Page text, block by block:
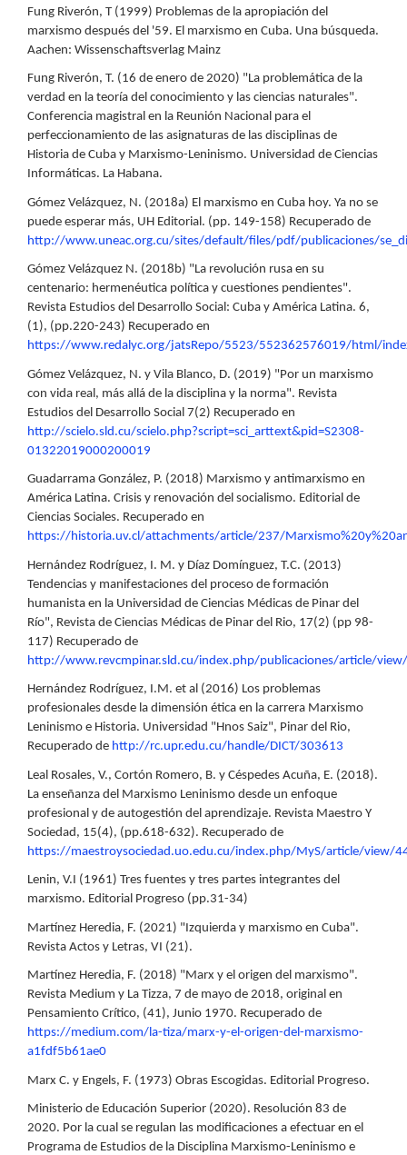
Fung Riverón, T (1999) Problemas de la apropiación del
marxismo después del '59. El marxismo en Cuba. Una búsqueda.
Aachen: Wissenschaftsverlag Mainz
Fung Riverón, T. (16 de enero de 2020) "La problemática de la
verdad en la teoría del conocimiento y las ciencias naturales".
Conferencia magistral en la Reunión Nacional para el
perfeccionamiento de las asignaturas de las disciplinas de
Historia de Cuba y Marxismo-Leninismo. Universidad de Ciencias
Informáticas. La Habana.
Gómez Velázquez, N. (2018a) El marxismo en Cuba hoy. Ya no se
puede esperar más, UH Editorial. (pp. 149-158) Recuperado de
http://www.uneac.org.cu/sites/default/files/pdf/publicaciones/
Gómez Velázquez N. (2018b) "La revolución rusa en su
centenario: hermenéutica política y cuestiones pendientes".
Revista Estudios del Desarrollo Social: Cuba y América Latina. 6,
(1), (pp.220-243) Recuperado en
https://www.redalyc.org/jatsRepo/5523/552362576019/html/
Gómez Velázquez, N. y Vila Blanco, D. (2019) "Por un marxismo
con vida real, más allá de la disciplina y la norma". Revista
Estudios del Desarrollo Social 7(2) Recuperado en
http://scielo.sld.cu/scielo.php?script=sci_arttext&pid=S2308-
01322019000200019
Guadarrama González, P. (2018) Marxismo y antimarxismo en
América Latina. Crisis y renovación del socialismo. Editorial de
Ciencias Sociales. Recuperado en
https://historia.uv.cl/attachments/article/237/
Hernández Rodríguez, I. M. y Díaz Domínguez, T.C. (2013)
Tendencias y manifestaciones del proceso de formación
humanista en la Universidad de Ciencias Médicas de Pinar del
Río", Revista de Ciencias Médicas de Pinar del Rio, 17(2) (pp 98-
117) Recuperado de
http://www.revcmpinar.sld.cu/index.php/publicaciones/article/
Hernández Rodríguez, I.M. et al (2016) Los problemas
profesionales desde la dimensión ética en la carrera Marxismo
Leninismo e Historia. Universidad "Hnos Saiz", Pinar del Rio,
Recuperado de http://rc.upr.edu.cu/handle/DICT/303613
Leal Rosales, V., Cortón Romero, B. y Céspedes Acuña, E. (2018).
La enseñanza del Marxismo Leninismo desde un enfoque
profesional y de autogestión del aprendizaje. Revista Maestro Y
Sociedad, 15(4), (pp.618-632). Recuperado de
https://maestroysociedad.uo.edu.cu/index.php/MyS/article/view/
Lenin, V.I (1961) Tres fuentes y tres partes integrantes del
marxismo. Editorial Progreso (pp.31-34)
Martínez Heredia, F. (2021) "Izquierda y marxismo en Cuba".
Revista Actos y Letras, VI (21).
Martínez Heredia, F. (2018) "Marx y el origen del marxismo".
Revista Medium y La Tizza, 7 de mayo de 2018, original en
Pensamiento Crítico, (41), Junio 1970. Recuperado de
https://medium.com/la-tiza/marx-y-el-origen-del-marxismo-
a1fdf5b61ae0
Marx C. y Engels, F. (1973) Obras Escogidas. Editorial Progreso.
Ministerio de Educación Superior (2020). Resolución 83 de
2020. Por la cual se regulan las modificaciones a efectuar en el
Programa de Estudios de la Disciplina Marxismo-Leninismo e